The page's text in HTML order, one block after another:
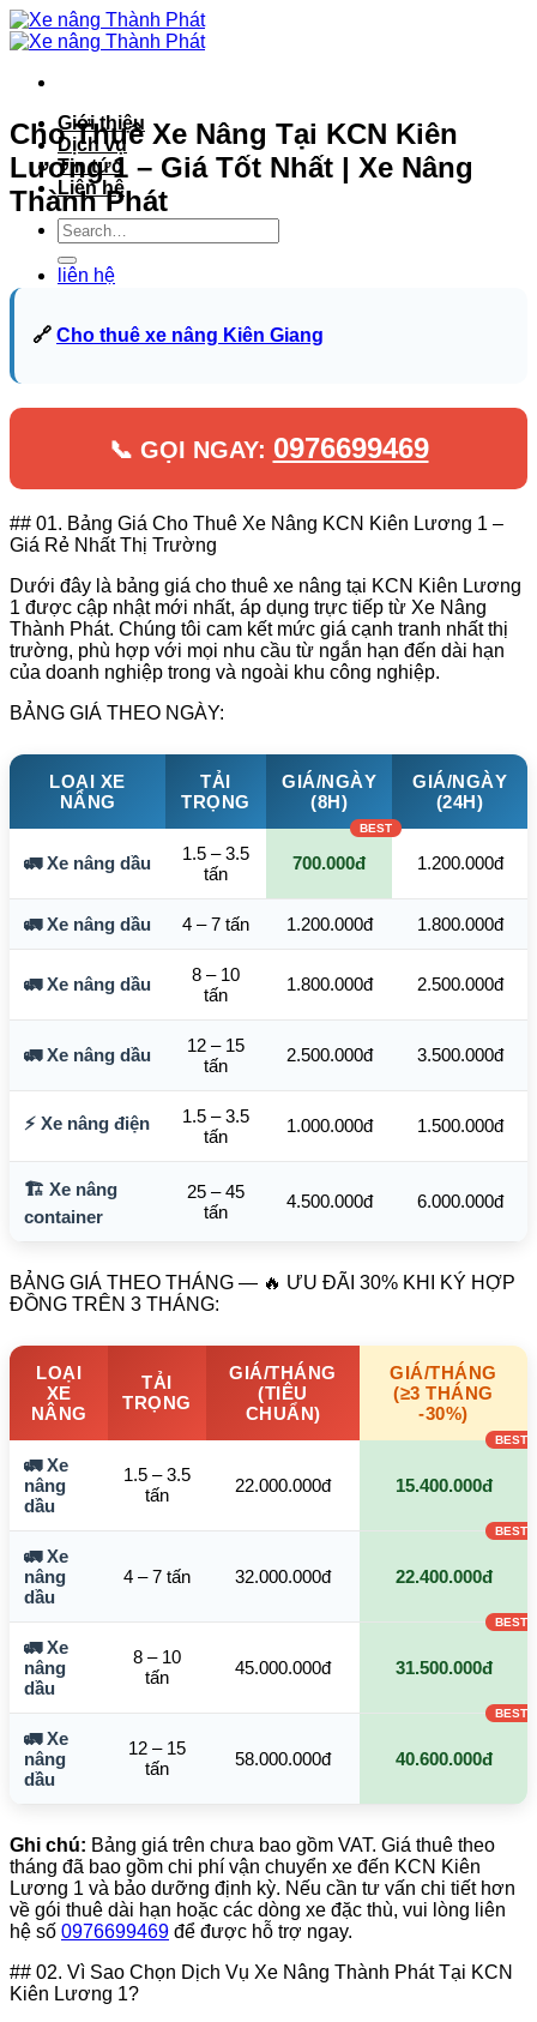
Bỏ
qua
dung
Giới thiệu
Dịch vụ
Tin tức
Liên hệ
liên hệ
Cho Thuê Xe Nâng Tại KCN Kiên
Lương 1 – Giá Tốt Nhất | Xe Nâng
Thành Phát
🔗 Cho thuê xe nâng Kiên Giang
📞 GỌI NGAY: 0976699469
## 01. Bảng Giá Cho Thuê Xe Nâng KCN Kiên Lương 1 –
Giá Rẻ Nhất Thị Trường
Dưới đây là bảng giá cho thuê xe nâng tại KCN Kiên Lương
1 được cập nhật mới nhất, áp dụng trực tiếp từ Xe Nâng
Thành Phát. Chúng tôi cam kết mức giá cạnh tranh nhất thị
trường, phù hợp với mọi nhu cầu từ ngắn hạn đến dài hạn
của doanh nghiệp trong và ngoài khu công nghiệp.
BẢNG GIÁ THEO NGÀY:
LOẠI XE
NÂNG
TẢI
TRỌNG
GIÁ/NGÀY
(8H)
GIÁ/NGÀY
(24H)
🚛 Xe nâng dầu
1.5 – 3.5
tấn
700.000đ 1.200.000đ
🚛 Xe nâng dầu 4 – 7 tấn 1.200.000đ 1.800.000đ
🚛 Xe nâng dầu
8 – 10
tấn
1.800.000đ 2.500.000đ
🚛 Xe nâng dầu
12 – 15
tấn
2.500.000đ 3.500.000đ
⚡ Xe nâng điện
1.5 – 3.5
tấn
1.000.000đ 1.500.000đ
🏗️ Xe nâng
container
25 – 45
tấn
4.500.000đ 6.000.000đ
BẢNG GIÁ THEO THÁNG — 🔥 ƯU ĐÃI 30% KHI KÝ HỢP
ĐỒNG TRÊN 3 THÁNG:
LOẠI
XE
NÂNG
TẢI
TRỌNG
GIÁ/THÁNG
(TIÊU
CHUẨN)
GIÁ/THÁNG
(≥3 THÁNG
-30%)
🚛 Xe
nâng
dầu
1.5 – 3.5
tấn
22.000.000đ 15.400.000đ
🚛 Xe
nâng
dầu
4 – 7 tấn 32.000.000đ 22.400.000đ
🚛 Xe
nâng
dầu
8 – 10
tấn
45.000.000đ 31.500.000đ
🚛 Xe
nâng
dầu
12 – 15
tấn
58.000.000đ 40.600.000đ
Ghi chú: Bảng giá trên chưa bao gồm VAT. Giá thuê theo
tháng đã bao gồm chi phí vận chuyển xe đến KCN Kiên
Lương 1 và bảo dưỡng định kỳ. Nếu cần tư vấn chi tiết hơn
về gói thuê dài hạn hoặc các dòng xe đặc thù, vui lòng liên
hệ số 0976699469 để được hỗ trợ ngay.
## 02. Vì Sao Chọn Dịch Vụ Xe Nâng Thành Phát Tại KCN
Kiên Lương 1?